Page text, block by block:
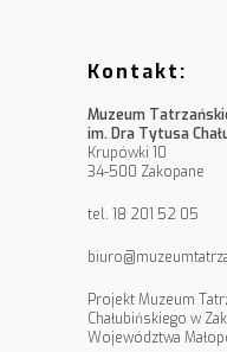
Kontakt:
Muzeum
im. Dra Tytusa
Krupówki 10
34-500 Zakopane
tel. 18 201 52 05
Projekt Muzeum
Chałubińskiego w
Województwa